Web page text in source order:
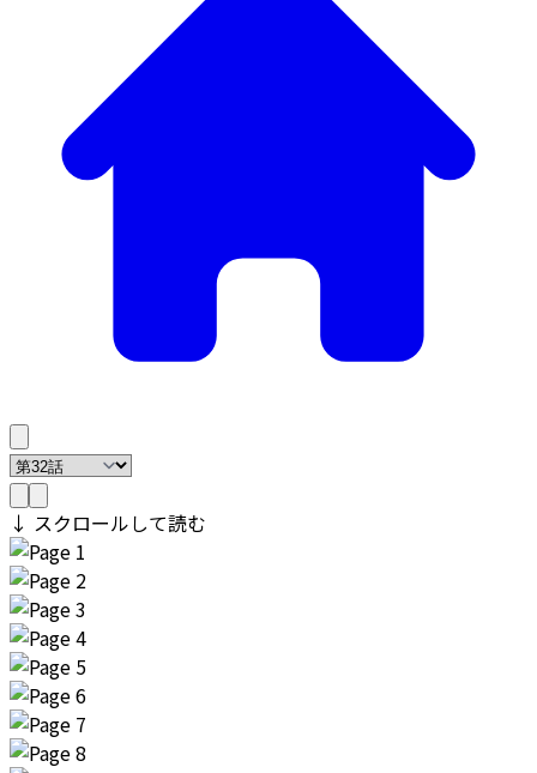
↓ スクロールして読む